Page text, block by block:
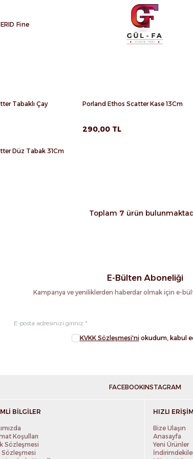
ID Fine
Tabaklı Çay
Porland Ethos Scatter Kase 13Cm
290,00TL
Düz Tabak 31Cm
Toplam 7 ürün
E-Bülten Aboneliği
Kampanya ve yeniliklerden haberdar olmak için e-
KVKK Sözleşmesi'niokudum, kabul
FACEBOOKINSTAGRAM
BILGILER
Koşulları
Sözleşmesi
Sözleşmesi
HIZLI ERIŞIM
Bize Ulaşın
Anasayfa
Yeni Ürünler